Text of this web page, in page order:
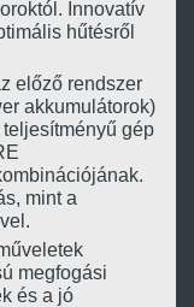
Innovatív
hűtésről
előző rendszer
akkumulátorok)
gép
mint a
megfogási
és a jó